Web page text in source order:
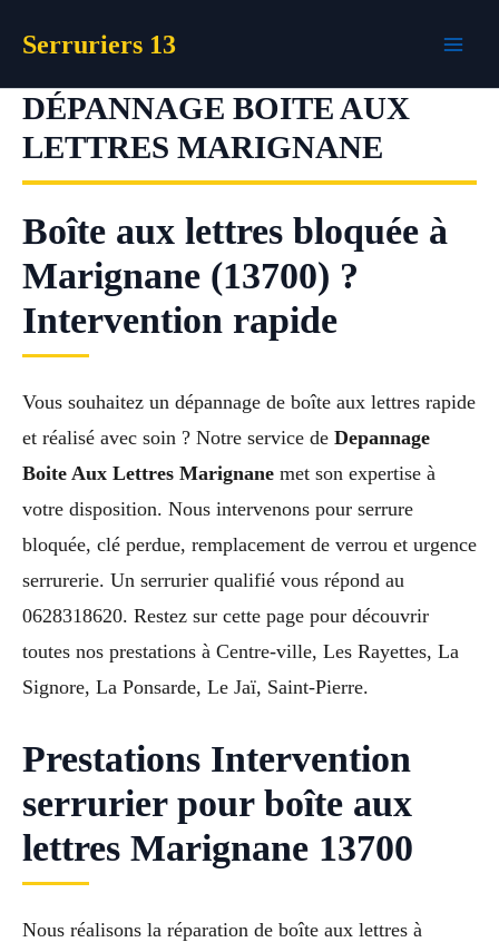
Serruriers 13
DÉPANNAGE BOITE AUX
LETTRES MARIGNANE
Boîte aux lettres bloquée à
Marignane (13700) ?
Intervention rapide
Vous souhaitez un dépannage de boîte aux lettres rapide
et réalisé avec soin ? Notre service de Depannage
Boite Aux Lettres Marignane met son expertise à
votre disposition. Nous intervenons pour serrure
bloquée, clé perdue, remplacement de verrou et urgence
serrurerie. Un serrurier qualifié vous répond au
0628318620. Restez sur cette page pour découvrir
toutes nos prestations à Centre-ville, Les Rayettes, La
Signore, La Ponsarde, Le Jaï, Saint-Pierre.
Prestations Intervention
serrurier pour boîte aux
lettres Marignane 13700
Nous réalisons la réparation de boîte aux lettres à